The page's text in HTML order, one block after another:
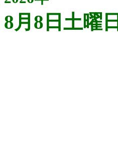
8月8日土曜日